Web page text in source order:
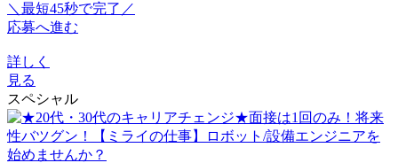
＼最短45秒で完了／
応募へ進む
詳しく
見る
スペシャル